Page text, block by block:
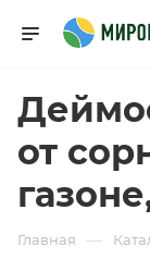
от
Главная —